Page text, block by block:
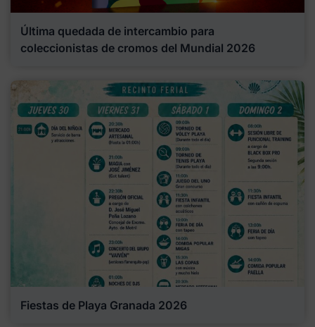
Última quedada de intercambio para
coleccionistas de cromos del Mundial 2026
Fiestas de Playa Granada 2026